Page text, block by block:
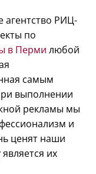
агентство РИЦ-
по
в Перми любой
самым
выполнении
рекламы мы
и
ценят наши
их